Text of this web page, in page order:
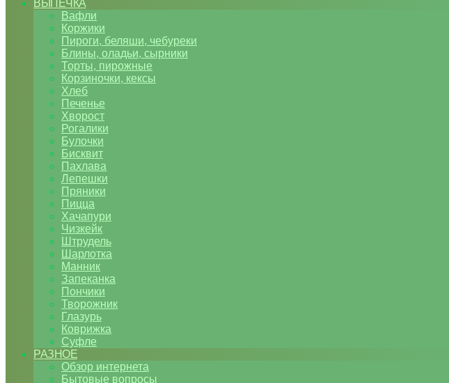
ВЫПЕЧКА
Вафли
Коржики
Пироги, беляши, чебуреки
Блины, оладьи, сырники
Торты, пирожные
Корзиночки, кексы
Хлеб
Печенье
Хворост
Рогалики
Булочки
Бисквит
Пахлава
Лепешки
Пряники
Пицца
Хачапури
Чизкейк
Штрудель
Шарлотка
Манник
Запеканка
Пончики
Творожник
Глазурь
Коврижка
Суфле
РАЗНОЕ
Обзор интернета
Бытовые вопросы